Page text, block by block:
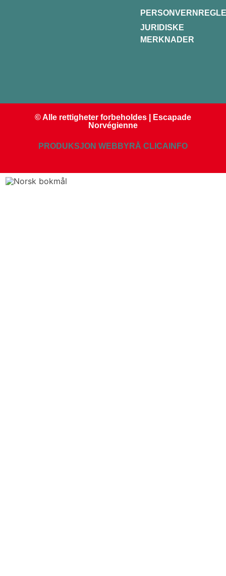
JURIDISKE
MERKNADER
© Alle rettigheter forbeholdes | Escapade
Norvégienne
PRODUKSJON WEBBYRÅ CLICAINFO